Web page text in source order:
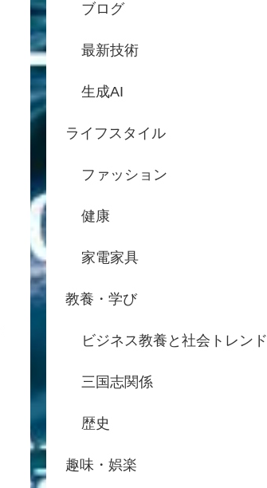
ブログ
最新技術
生成AI
ライフスタイル
ファッション
健康
家電家具
教養・学び
ビジネス教養と社会トレンド
三国志関係
歴史
趣味・娯楽